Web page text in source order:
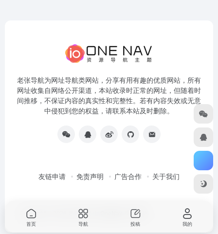
老张导航为网址导航类网站，分享有用有趣的优质网站，所有
网址收集自网络公开渠道，本站收录时正常的网址，但随着时
间推移，不保证内容的真实性和完整性。若有内容失效或无意
中侵犯到您的权益，请联系本站及时删除。
友链申请 免责声明 广告合作 关于我们
Copyright © 2026 老张导航 强力驱动
首页 导航 投稿 我的